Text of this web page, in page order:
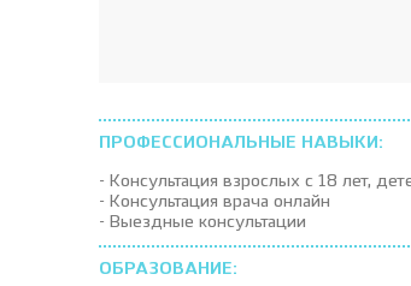
ПРОФЕССИОНАЛЬНЫЕ НАВЫКИ:
- Консультация взрослых с 18 лет,
- Консультация врача онлайн
- Выездные консультации
ОБРАЗОВАНИЕ: